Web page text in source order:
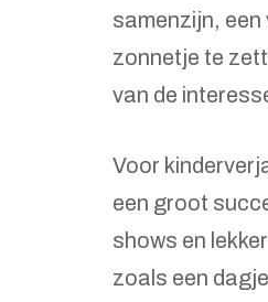
samenzijn, een
zonnetje te
van de
Voor
een groot
shows en
zoals een